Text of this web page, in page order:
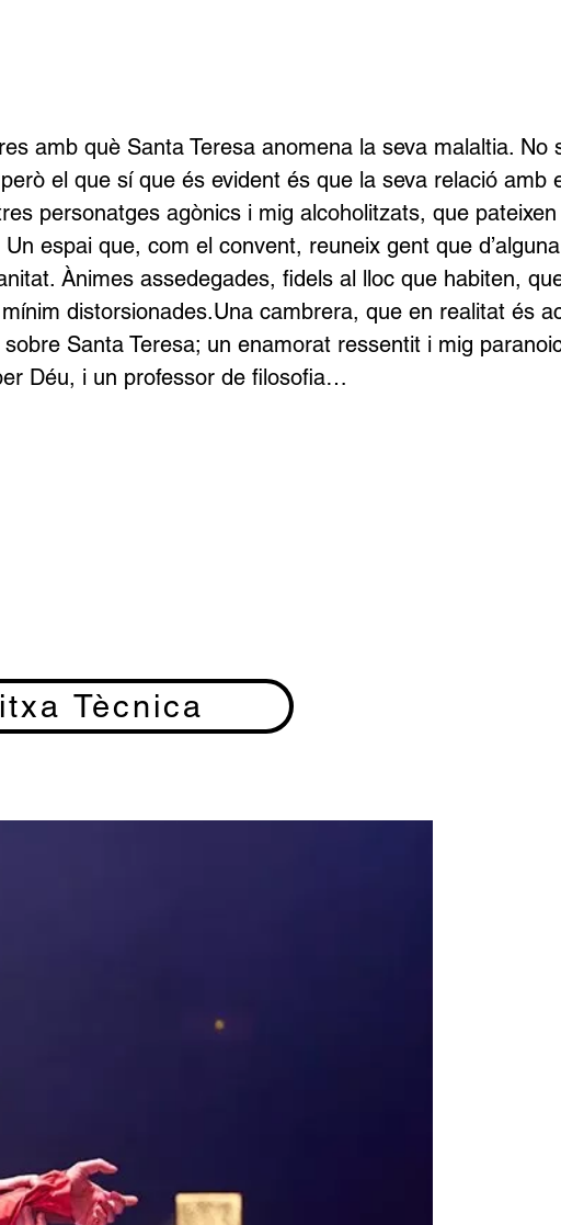
amb què Santa Teresa anomena la seva malaltia. No
el que sí que és evident és que la seva relació amb
personatges agònics i mig alcoholitzats, que
espai que, com el convent, reuneix gent que
Ànimes assedegades, fidels al lloc que habiten,
distorsionades.Una cambrera, que en realitat és
Santa Teresa; un enamorat ressentit i mig
Déu, i un professor de filosofia…
Tècnica